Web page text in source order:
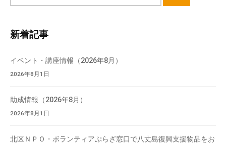
検
新着記事
イベント・講座情報（2026年8月）
2026年8月1日
助成情報（2026年8月）
2026年8月1日
北区ＮＰＯ・ボランティアぷらざ窓口で八丈島復興支援物品をお